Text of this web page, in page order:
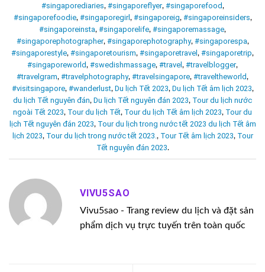
#singaporediaries, #singaporeflyer, #singaporefood,
#singaporefoodie, #singaporegirl , #singaporeig, #singaporeinsiders,
#singaporeinsta, #singaporelife, #singaporemassage,
#singaporephotographer, #singaporephotography, #singaporespa,
#singaporestyle, #singaporetourism, #singaporetravel , #singaporetrip,
#singaporeworld, #swedishmassage, #travel , #travelblogger,
#travelgram, #travelphotography, #travelsingapore, #traveltheworld,
#visitsingapore, #wanderlust, Du lịch Tết 2023, Du lịch Tết âm lịch 2023,
du lịch Tết nguyên đán, Du lịch Tết nguyên đán 2023, Tour du lịch nước
ngoài Tết 2023, Tour du lịch Tết, Tour du lịch Tết âm lịch 2023, Tour du
lịch Tết nguyên đán 2023, Tour du lịch trong nước tết 2023 du lịch Tết âm
lịch 2023, Tour du lịch trong nước tết 2023. , Tour Tết âm lịch 2023, Tour
Tết nguyên đán 2023.
VIVU5SAO
Vivu5sao - Trang review du lịch và đặt sản
phẩm dịch vụ trực tuyến trên toàn quốc